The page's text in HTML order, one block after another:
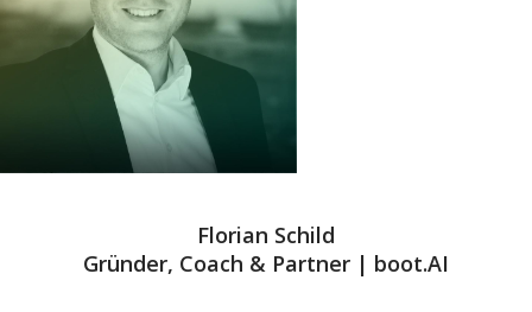
Florian Schild
Gründer, Coach & Partner | boot.AI